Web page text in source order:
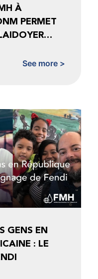
À
PERMET
See more >
GENS EN
: LE